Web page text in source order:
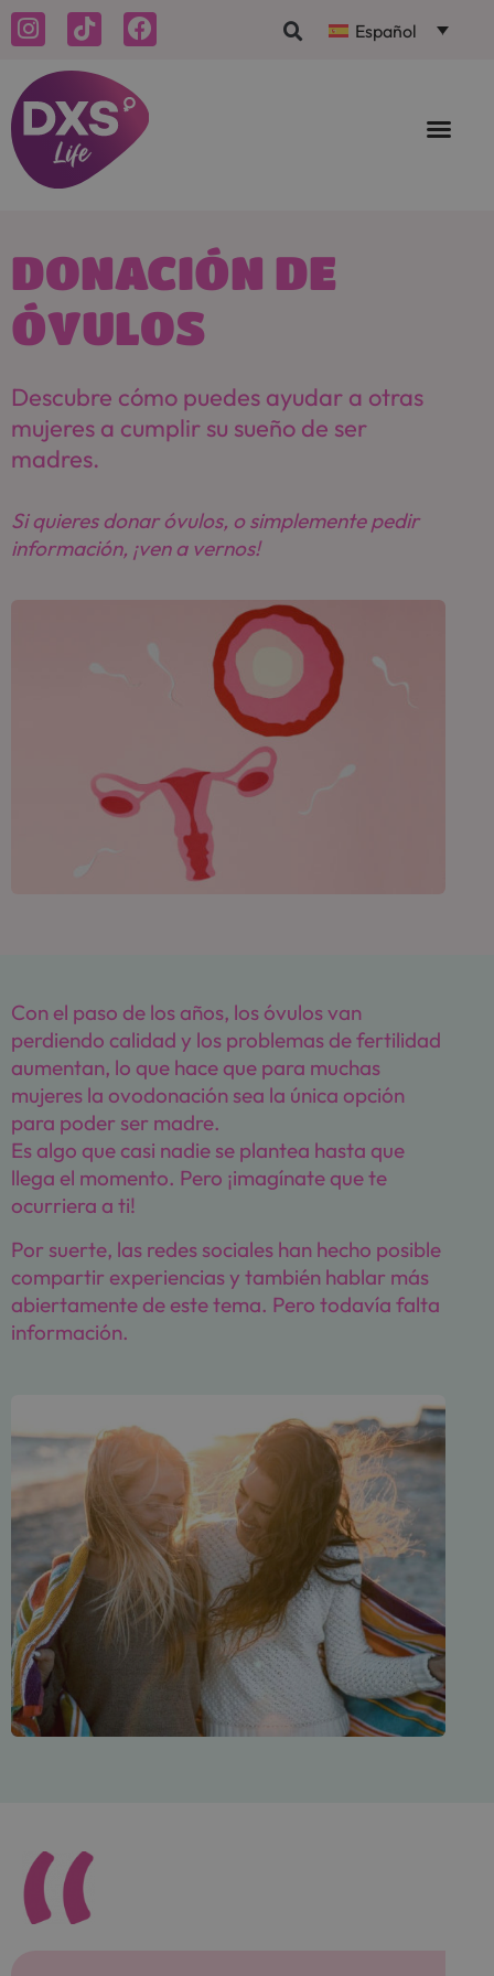
Español
DONACIÓN DE
ÓVULOS
Descubre cómo puedes ayudar a otras
mujeres a cumplir su sueño de ser
madres.
Si quieres donar óvulos, o simplemente pedir
información, ¡ven a vernos!
Con el paso de los años, los óvulos van
perdiendo calidad y los problemas de fertilidad
aumentan, lo que hace que para muchas
mujeres la ovodonación sea la única opción
para poder ser madre.
Es algo que casi nadie se plantea hasta que
llega el momento. Pero ¡imagínate que te
ocurriera a ti!
Por suerte, las redes sociales han hecho posible
compartir experiencias y también hablar más
abiertamente de este tema. Pero todavía falta
información.